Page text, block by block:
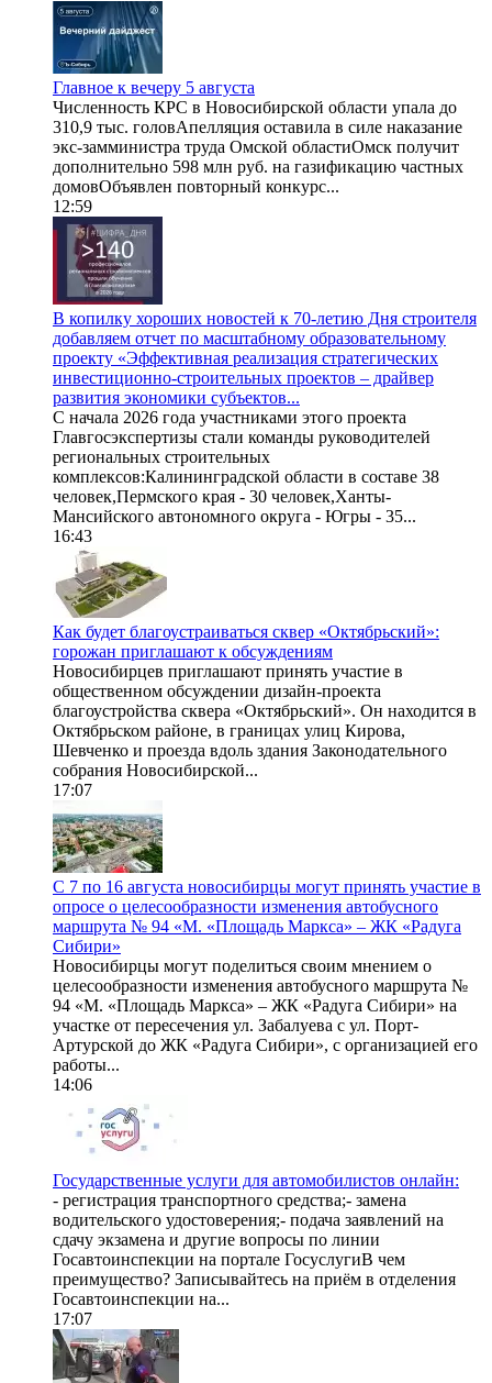
Главное к вечеру 5 августа
Численность КРС в Новосибирской области упала до
310,9 тыс. головАпелляция оставила в силе наказание
экс-замминистра труда Омской областиОмск получит
дополнительно 598 млн руб. на газификацию частных
домовОбъявлен повторный конкурс...
12:59
В копилку хороших новостей к 70-летию Дня строителя
добавляем отчет по масштабному образовательному
проекту «Эффективная реализация стратегических
инвестиционно-строительных проектов – драйвер
развития экономики субъектов...
С начала 2026 года участниками этого проекта
Главгосэкспертизы стали команды руководителей
региональных строительных
комплексов:Калининградской области в составе 38
человек,Пермского края - 30 человек,Ханты-
Мансийского автономного округа - Югры - 35...
16:43
Как будет благоустраиваться сквер «Октябрьский»:
горожан приглашают к обсуждениям
Новосибирцев приглашают принять участие в
общественном обсуждении дизайн-проекта
благоустройства сквера «Октябрьский». Он находится в
Октябрьском районе, в границах улиц Кирова,
Шевченко и проезда вдоль здания Законодательного
собрания Новосибирской...
17:07
С 7 по 16 августа новосибирцы могут принять участие в
опросе о целесообразности изменения автобусного
маршрута № 94 «М. «Площадь Маркса» – ЖК «Радуга
Сибири»
Новосибирцы могут поделиться своим мнением о
целесообразности изменения автобусного маршрута №
94 «М. «Площадь Маркса» – ЖК «Радуга Сибири» на
участке от пересечения ул. Забалуева с ул. Порт-
Артурской до ЖК «Радуга Сибири», с организацией его
работы...
14:06
Государственные услуги для автомобилистов онлайн:
- регистрация транспортного средства;- замена
водительского удостоверения;- подача заявлений на
сдачу экзамена и другие вопросы по линии
Госавтоинспекции на портале ГосуслугиВ чем
преимущество? Записывайтесь на приём в отделения
Госавтоинспекции на...
17:07